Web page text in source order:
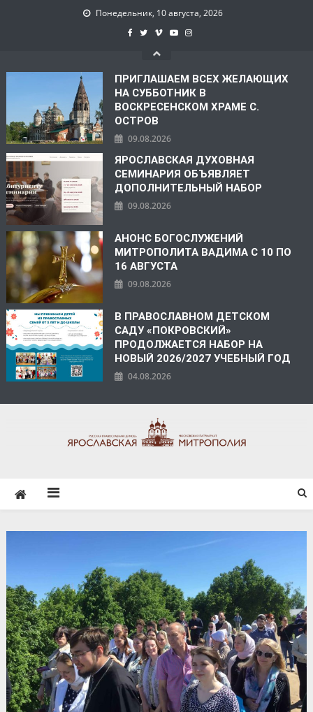
Понедельник, 10 августа, 2026
ПРИГЛАШАЕМ ВСЕХ ЖЕЛАЮЩИХ
НА СУББОТНИК В
ВОСКРЕСЕНСКОМ ХРАМЕ С.
ОСТРОВ
09.08.2026
ЯРОСЛАВСКАЯ ДУХОВНАЯ
СЕМИНАРИЯ ОБЪЯВЛЯЕТ
ДОПОЛНИТЕЛЬНЫЙ НАБОР
09.08.2026
АНОНС БОГОСЛУЖЕНИЙ
МИТРОПОЛИТА ВАДИМА С 10 ПО
16 АВГУСТА
09.08.2026
В ПРАВОСЛАВНОМ ДЕТСКОМ
САДУ «ПОКРОВСКИЙ»
ПРОДОЛЖАЕТСЯ НАБОР НА
НОВЫЙ 2026/2027 УЧЕБНЫЙ ГОД
04.08.2026